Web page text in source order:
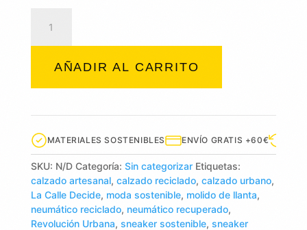
cantidad
AÑADIR AL CARRITO
MATERIALES SOSTENIBLES ENVÍO GRATIS +60€
SKU: N/D Categoría: Sin categorizar Etiquetas:
calzado artesanal, calzado reciclado, calzado urbano,
La Calle Decide, moda sostenible, molido de llanta,
neumático reciclado, neumático recuperado,
Revolución Urbana, sneaker sostenible, sneaker